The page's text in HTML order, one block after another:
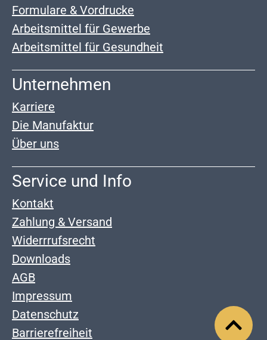
Formulare & Vordrucke
Arbeitsmittel für Gewerbe
Arbeitsmittel für Gesundheit
Unternehmen
Karriere
Die Manufaktur
Über uns
Service und Info
Kontakt
Zahlung & Versand
Widerrrufsrecht
Downloads
AGB
Impressum
Datenschutz
Barrierefreiheit